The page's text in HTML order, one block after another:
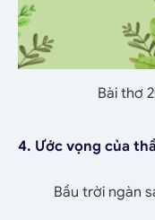
Bài thơ
4. Ước vọng của
Bầu trời ngàn